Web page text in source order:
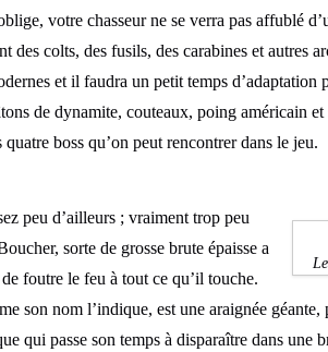
votre chasseur ne se verra pas affublé
des colts, des fusils, des carabines et autres
et il faudra un petit temps
de dynamite, couteaux, poing américain
boss qu’on peut rencontrer dans le jeu.
peu d’ailleurs ; vraiment trop peu
sorte de grosse brute épaisse a
foutre le feu à tout ce qu’il touche.
son nom l’indique, est une araignée
qui passe son temps à disparaître dans